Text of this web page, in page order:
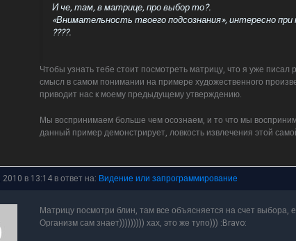
И че, там, в матрице, про выбор то?.
«Внимательность твоего подсознания», интересно
????.
Чтобы узнать тебе стоит посмотреть матрицу, что я уже
смысл в самом понимании на примере художественного
приводит нас к моему предыдущему утверждению.
Мы воспринимаем больше чем осознаем, и то что мы
данный пример демонстрирует, ловкость извлечения этой
2010 в 13:14 в ответ на: Видение или запрограммирование
Матрицу посмотри блин, там все объясняется на счет выбора,
Организм сам знает))))))))) хах, это же тупо))) :Bravo: